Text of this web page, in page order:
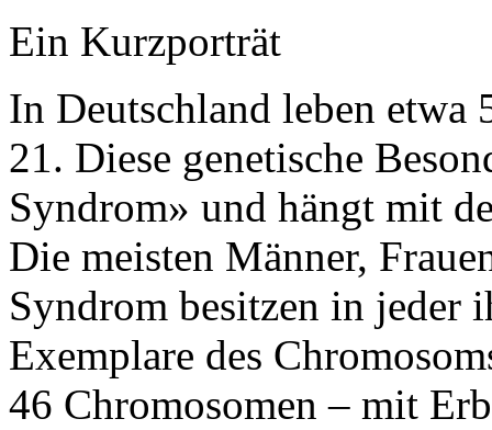
Ein Kurzporträt
In Deutschland leben etwa
21. Diese genetische
Syndrom» und hängt mit
Die meisten Männer,
Syndrom besitzen in jeder
Exemplare des
46 Chromosomen – mit